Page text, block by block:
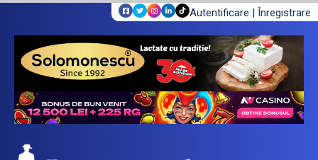
Autentificare | Înregistrare